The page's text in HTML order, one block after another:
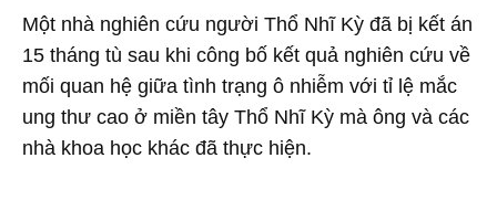
Một nhà nghiên cứu người Thổ Nhĩ Kỳ đã bị kết án
15 tháng tù sau khi công bố kết quả nghiên cứu về
mối quan hệ giữa tình trạng ô nhiễm với tỉ lệ mắc
ung thư cao ở miền tây Thổ Nhĩ Kỳ mà ông và các
nhà khoa học khác đã thực hiện.